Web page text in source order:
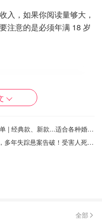
入，如果你阅读量够大，
注意的是必须年满 18 岁
怎么破？五招教你买
1.8w 2022加拿大TOP10婚鞋款式榜单 | 经典款、新款...适合各种婚礼风格的婚鞋款式推荐！
温哥华华人豪宅装修挖出尸体，多年失踪悬案告破！受害人死因成谜，家属却没得到满意结果！
全部